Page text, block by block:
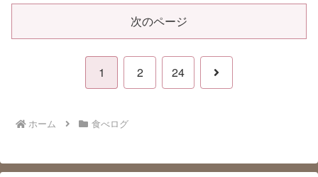
次のページ
1 2 24
次
ホーム 食べログ